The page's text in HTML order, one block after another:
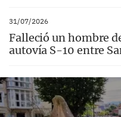
31/07/2026
Falleció un hombre
autovía S-10 entre